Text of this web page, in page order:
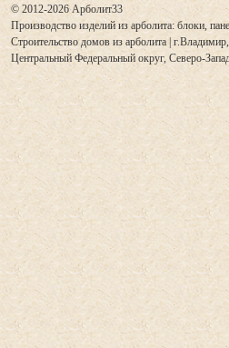
© 2012-2026 Арболит33
Производство изделий из арболита: блоки,
Строительство домов из арболита |
Центральный Федеральный округ, Северо-